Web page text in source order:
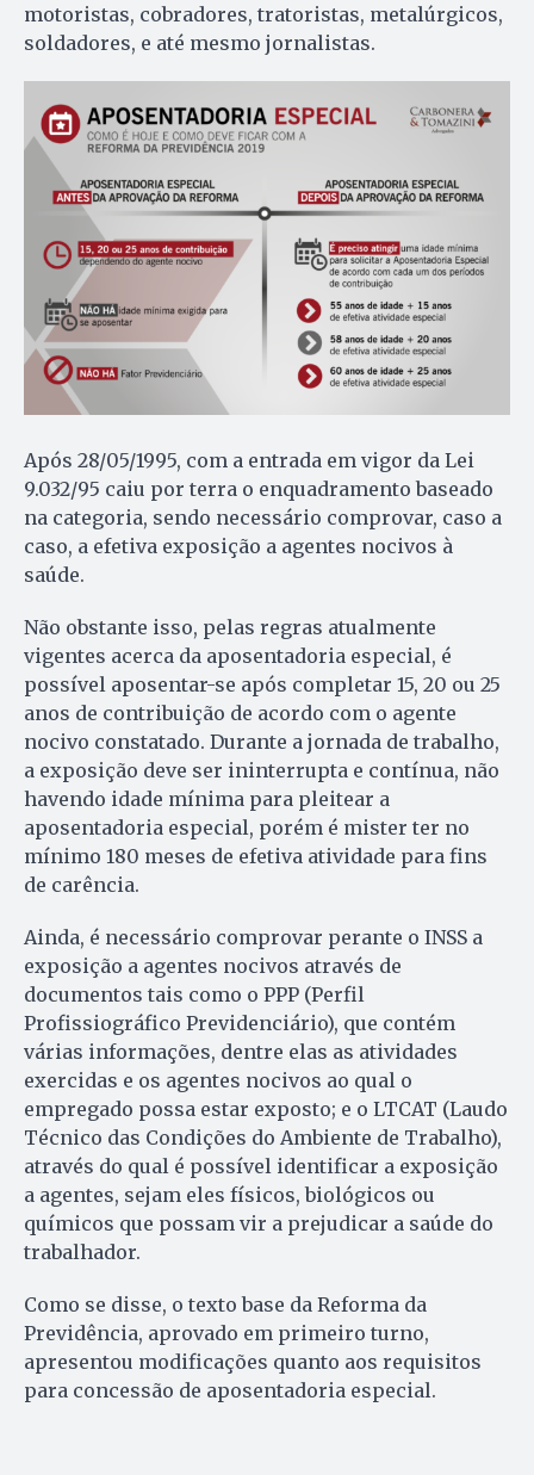
motoristas, cobradores, tratoristas, metalúrgicos,
soldadores, e até mesmo jornalistas.
Após 28/05/1995, com a entrada em vigor da Lei
9.032/95 caiu por terra o enquadramento baseado
na categoria, sendo necessário comprovar, caso a
caso, a efetiva exposição a agentes nocivos à
saúde.
Não obstante isso, pelas regras atualmente
vigentes acerca da aposentadoria especial, é
possível aposentar-se após completar 15, 20 ou 25
anos de contribuição de acordo com o agente
nocivo constatado. Durante a jornada de trabalho,
a exposição deve ser ininterrupta e contínua, não
havendo idade mínima para pleitear a
aposentadoria especial, porém é mister ter no
mínimo 180 meses de efetiva atividade para fins
de carência.
Ainda, é necessário comprovar perante o INSS a
exposição a agentes nocivos através de
documentos tais como o PPP (Perfil
Profissiográfico Previdenciário), que contém
várias informações, dentre elas as atividades
exercidas e os agentes nocivos ao qual o
empregado possa estar exposto; e o LTCAT (Laudo
Técnico das Condições do Ambiente de Trabalho),
através do qual é possível identificar a exposição
a agentes, sejam eles físicos, biológicos ou
químicos que possam vir a prejudicar a saúde do
trabalhador.
Como se disse, o texto base da Reforma da
Previdência, aprovado em primeiro turno,
apresentou modificações quanto aos requisitos
para concessão de aposentadoria especial.